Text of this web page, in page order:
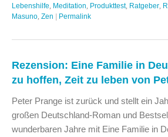
Lebenshilfe Meditation Produkttest, Ratgeber
Masuno Zen | Permalink
Rezension: Eine Familie in
zu hoffen, Zeit zu leben von
Peter Prange ist zurück und stellt ein
großen Deutschland-Roman und
wunderbaren Jahre mit Eine Familie in